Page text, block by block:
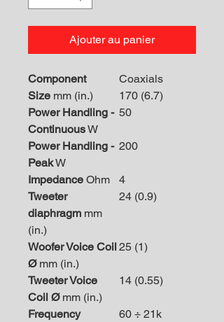
Ajouter au panier
Component
Coaxials
Size mm (in.)
170 (6.7)
Power Handling -
ContinuousW
50
Power Handling -
PeakW
200
Impedance Ohm
4
Tweeter
diaphragm mm
(in.)
24 (0.9)
Woofer Voice Coil
Ømm (in.)
25 (1)
Tweeter Voice
Coil Ømm (in.)
14 (0.55)
Frequency
60 ÷ 21k